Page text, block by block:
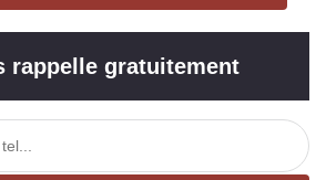
rappelle gratuitement